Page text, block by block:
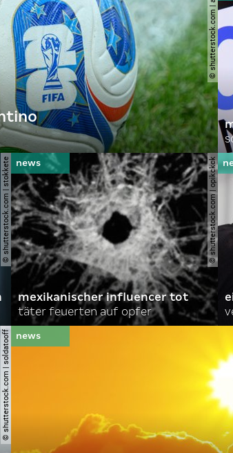
© shutterstock.com | achpf
© shutterstock.com | stokkete © shutterstock.com | opikckck
mexikanischer influencer tot
täter feuerten auf opfer
© shutterstock.com | soldatooff